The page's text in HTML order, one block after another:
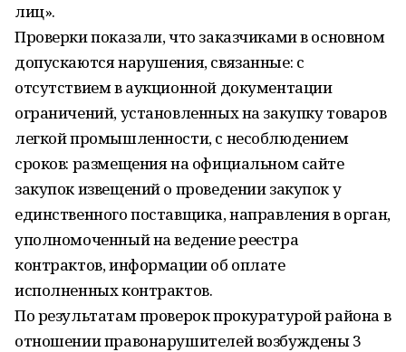
лиц».
Проверки показали, что заказчиками в основном
допускаются нарушения, связанные: с
отсутствием в аукционной документации
ограничений, установленных на закупку товаров
легкой промышленности, с несоблюдением
сроков: размещения на официальном сайте
закупок извещений о проведении закупок у
единственного поставщика, направления в орган,
уполномоченный на ведение реестра
контрактов, информации об оплате
исполненных контрактов.
По результатам проверок прокуратурой района в
отношении правонарушителей возбуждены 3